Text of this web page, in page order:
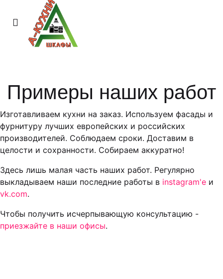
Примеры наших работ
Изготавливаем кухни на заказ. Используем фасады и
фурнитуру лучших европейских и российских
производителей. Соблюдаем сроки. Доставим в
целости и сохранности. Собираем аккуратно!
Здесь лишь малая часть наших работ. Регулярно
выкладываем наши последние работы в instagram'е и
vk.com.
Чтобы получить исчерпывающую консультацию -
приезжайте в наши офисы.